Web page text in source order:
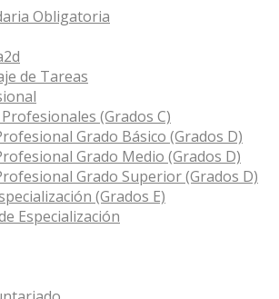
Obligatoria
de Tareas
(Grados C)
Grado Básico (Grados D)
Grado Medio (Grados D)
Grado Superior (Grados D)
(Grados E)
Especialización